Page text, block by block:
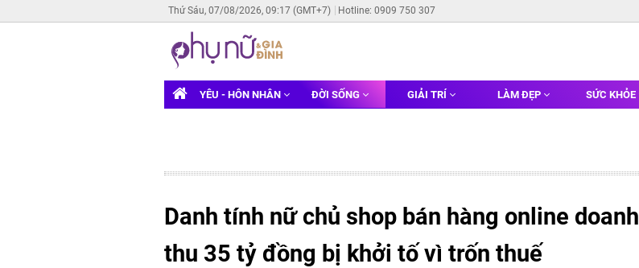
Thứ Sáu, 07/08/2026, 09:17 (GMT+7) Hotline: 0909 750 307
YÊU - HÔN NHÂN ĐỜI SỐNG GIẢI TRÍ LÀM ĐẸP SỨC KHỎE
Danh tính nữ chủ shop bán hàng online doanh
thu 35 tỷ đồng bị khởi tố vì trốn thuế